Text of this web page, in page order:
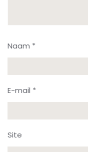
Naam *
E-mail *
Site